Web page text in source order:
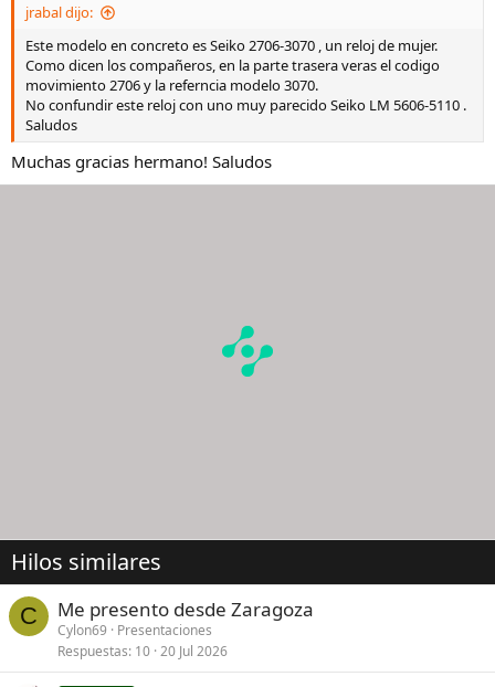
jrabal dijo:
Este modelo en concreto es Seiko 2706-3070 , un reloj de mujer.
Como dicen los compañeros, en la parte trasera veras el codigo
movimiento 2706 y la referncia modelo 3070.
No confundir este reloj con uno muy parecido Seiko LM 5606-5110 .
Saludos
Muchas gracias hermano! Saludos
Hilos similares
C Me presento desde Zaragoza
Cylon69
Presentaciones
Respuestas 10 20 Jul 2026